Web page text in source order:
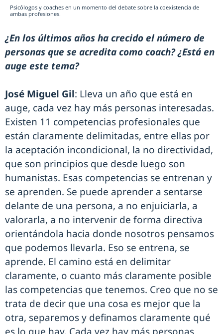
Psicólogos y coaches en un momento del debate sobre la coexistencia de
ambas profesiones.
¿En los últimos años ha crecido el número de
personas que se acredita como coach? ¿Está en
auge este tema?
José Miguel Gil: Lleva un año que está en
auge, cada vez hay más personas interesadas.
Existen 11 competencias profesionales que
están claramente delimitadas, entre ellas por
la aceptación incondicional, la no directividad,
que son principios que desde luego son
humanistas. Esas competencias se entrenan y
se aprenden. Se puede aprender a sentarse
delante de una persona, a no enjuiciarla, a
valorarla, a no intervenir de forma directiva
orientándola hacia donde nosotros pensamos
que podemos llevarla. Eso se entrena, se
aprende. El camino está en delimitar
claramente, o cuanto más claramente posible
las competencias que tenemos. Creo que no se
trata de decir que una cosa es mejor que la
otra, separemos y definamos claramente qué